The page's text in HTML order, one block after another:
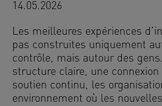
14.05.2026
Les meilleures expériences
pas construites uniquement
contrôle, mais autour des
structure claire, une
soutien continu, les
environnement où les